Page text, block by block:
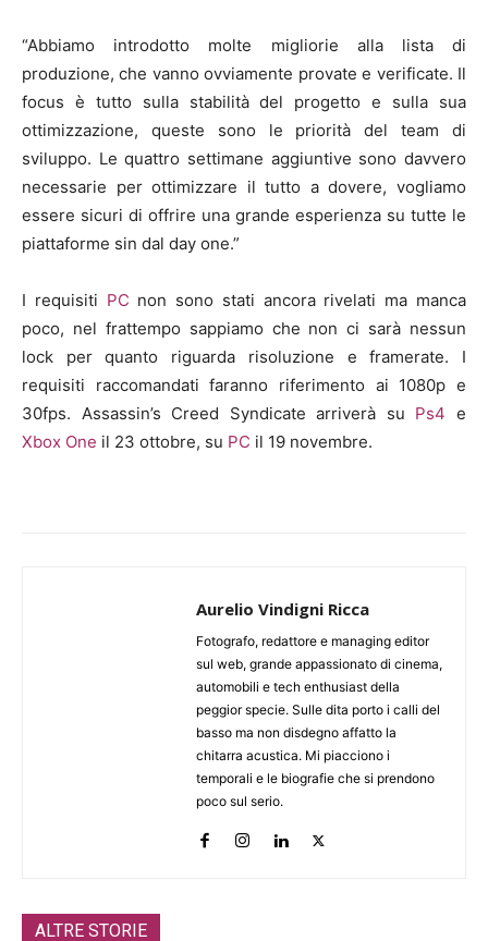
“Abbiamo introdotto molte migliorie alla lista di
produzione, che vanno ovviamente provate e verificate. Il
focus è tutto sulla stabilità del progetto e sulla sua
ottimizzazione, queste sono le priorità del team di
sviluppo. Le quattro settimane aggiuntive sono davvero
necessarie per ottimizzare il tutto a dovere, vogliamo
essere sicuri di offrire una grande esperienza su tutte le
piattaforme sin dal day one.”
I requisiti PC non sono stati ancora rivelati ma manca
poco, nel frattempo sappiamo che non ci sarà nessun
lock per quanto riguarda risoluzione e framerate. I
requisiti raccomandati faranno riferimento ai 1080p e
30fps. Assassin’s Creed Syndicate arriverà su Ps4 e
Xbox One il 23 ottobre, su PC il 19 novembre.
Aurelio Vindigni Ricca
Fotografo, redattore e managing editor
sul web, grande appassionato di cinema,
automobili e tech enthusiast della
peggior specie. Sulle dita porto i calli del
basso ma non disdegno affatto la
chitarra acustica. Mi piacciono i
temporali e le biografie che si prendono
poco sul serio.
ALTRE STORIE